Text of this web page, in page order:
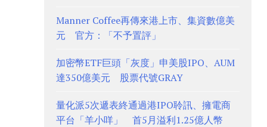
Manner Coffee再傳來港上市、集資數億美
元 官方：「不予置評」
加密幣ETF巨頭「灰度」申美股IPO、AUM
達350億美元 股票代號GRAY
量化派5次遞表終通過港IPO聆訊、擁電商
平台「羊小咩」 首5月溢利1.25億人幣